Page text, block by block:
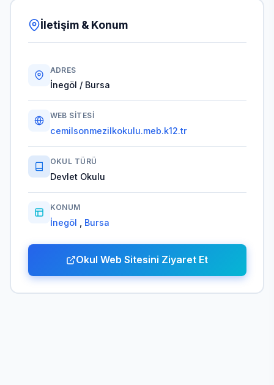
İletişim & Konum
ADRES
İnegöl / Bursa
WEB SITESI
cemilsonmezilkokulu.meb.k12.tr
OKUL TÜRÜ
Devlet Okulu
KONUM
İnegöl Bursa
Okul Web Sitesini Ziyaret Et